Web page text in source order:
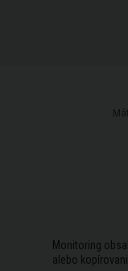
Monitoring
alebo